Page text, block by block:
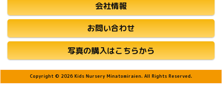
会社情報
お問い合わせ
写真の購入はこちらから
Copyright © 2026 Kids Nursery Minatomiraien. All Rights Reserved.